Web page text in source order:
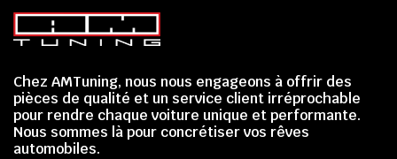
Chez AMTuning, nous nous engageons à offrir des
pièces de qualité et un service client irréprochable
pour rendre chaque voiture unique et performante.
Nous sommes là pour concrétiser vos rêves
automobiles.